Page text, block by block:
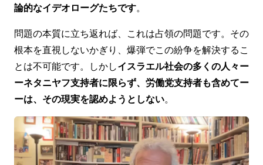
論的なイデオローグたちです。
問題の本質に立ち返れば、これは占領の問題です。その
根本を直視しないかぎり、爆弾でこの紛争を解決するこ
とは不可能です。しかしイスラエル社会の多くの人々ー
ーネタニヤフ支持者に限らず、労働党支持者も含めてー
ーは、その現実を認めようとしない。